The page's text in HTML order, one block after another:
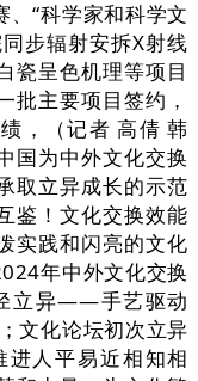
“科学家和科学文
步辐射安拆X射线
瓷呈色机理等项目
批主要项目签约，
，（记者 高倩 韩
国为中外文化交换
取立异成长的示范
鉴！文化交换效能
实践和闪亮的文化
年中外文化交换
立异——手艺驱动
文化论坛初次立异
人平易近相知相